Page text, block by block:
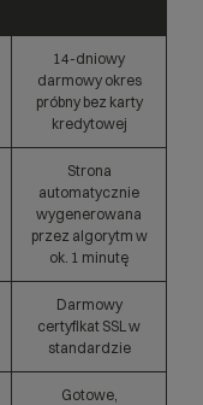
14-dniowy
darmowy okres
próbny bez karty
kredytowej
Strona
automatycznie
wygenerowana
przez algorytm w
ok. 1 minutę
Darmowy
certyfikat SSL w
standardzie
Gotowe,